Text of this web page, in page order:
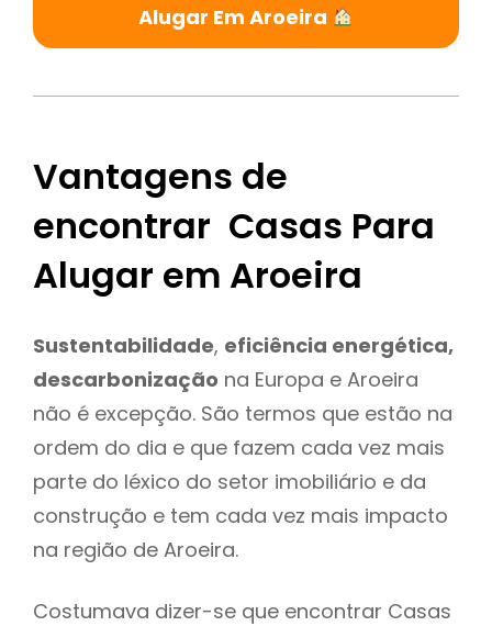
Alugar Em Aroeira
Vantagens de
encontrar Casas Para
Alugar em Aroeira
Sustentabilidade, eficiência energética,
descarbonização na Europa e Aroeira
não é excepção. São termos que estão na
ordem do dia e que fazem cada vez mais
parte do léxico do setor imobiliário e da
construção e tem cada vez mais impacto
na região de Aroeira.
Costumava dizer-se que encontrar Casas